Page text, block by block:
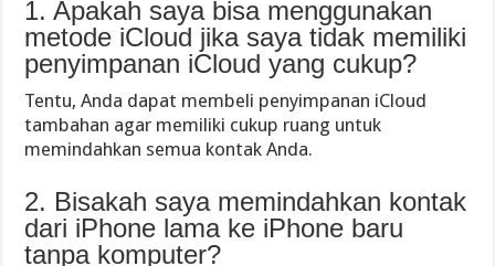
1. Apakah saya bisa menggunakan
metode iCloud jika saya tidak memiliki
penyimpanan iCloud yang cukup?
Tentu, Anda dapat membeli penyimpanan iCloud
tambahan agar memiliki cukup ruang untuk
memindahkan semua kontak Anda.
2. Bisakah saya memindahkan kontak
dari iPhone lama ke iPhone baru
tanpa komputer?